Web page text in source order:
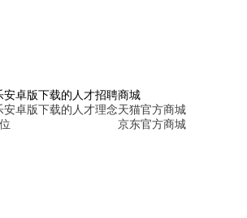
安卓版下载的人才招聘
安卓版下载的人才理念
商城
天猫官方商城
京东官方商城